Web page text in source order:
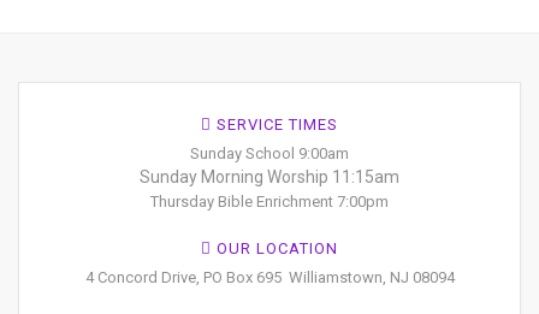
SERVICE TIMES
Sunday School 9:00am
Sunday Morning Worship 11:15am
Thursday Bible Enrichment 7:00pm
OUR LOCATION
4 Concord Drive, PO Box 695 Williamstown, NJ 08094